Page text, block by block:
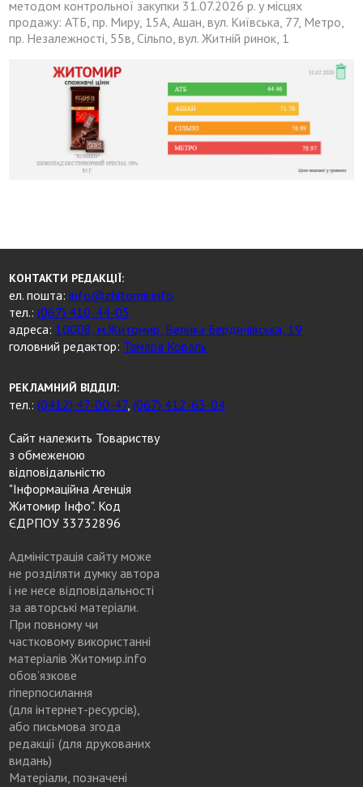
методом контрольної закупки 31.07.2026 р. у місцях
продажу: АТБ, пр. Миру, 15А, Ашан, вул. Київська, 77, Метро,
пр. Незалежності, 55в, Сільпо, вул. Житній ринок, 1
КОНТАКТИ РЕДАКЦІЇ:
ел. пошта:info@zhitomir.info
тел.:(067) 410-44-05
адреса: 10008, м.Житомир, Велика Бердичівська, 19
головний редактор: Тамара Коваль
РЕКЛАМНИЙ ВІДДІЛ:
тел.:(0412) 47-00-47,(067) 412-63-04
Сайт належить Товариству
з обмеженою
відповідальністю
"Інформаційна Агенція
Житомир Інфо". Код
ЄДРПОУ 33732896
Адміністрація сайту може
не розділяти думку автора
і не несе відповідальності
за авторські матеріали.
При повному чи
частковому використанні
матеріалів Житомир.info
обов’язкове
гіперпосилання
(для інтернет-ресурсів),
або письмова згода
редакції (для друкованих
видань)
Матеріали, позначені